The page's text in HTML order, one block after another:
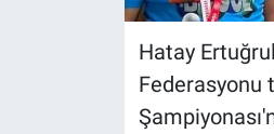
Hatay
Federasyonu